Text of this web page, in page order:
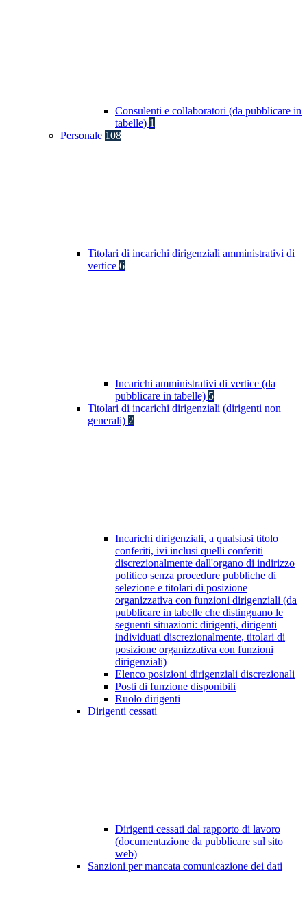
Consulenti e collaboratori (da pubblicare in
tabelle) 1
Personale 108
Titolari di incarichi dirigenziali amministrativi di
vertice 6
Incarichi amministrativi di vertice (da
pubblicare in tabelle) 5
Titolari di incarichi dirigenziali (dirigenti non
generali) 2
Incarichi dirigenziali, a qualsiasi titolo
conferiti, ivi inclusi quelli conferiti
discrezionalmente dall'organo di indirizzo
politico senza procedure pubbliche di
selezione e titolari di posizione
organizzativa con funzioni dirigenziali (da
pubblicare in tabelle che distinguano le
seguenti situazioni: dirigenti, dirigenti
individuati discrezionalmente, titolari di
posizione organizzativa con funzioni
dirigenziali)
Elenco posizioni dirigenziali discrezionali
Posti di funzione disponibili
Ruolo dirigenti
Dirigenti cessati
Dirigenti cessati dal rapporto di lavoro
(documentazione da pubblicare sul sito
web)
Sanzioni per mancata comunicazione dei dati